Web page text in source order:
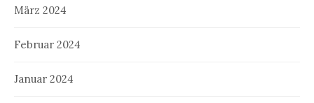
März 2024
Februar 2024
Januar 2024